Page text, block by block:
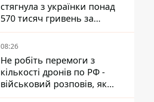
стягнула з українки понад
570 тисяч гривень за
заробіток на OnlyFans
08:26
Не робіть перемоги з
кількості дронів по РФ -
військовий розповів, як
ворог адаптується до ударів